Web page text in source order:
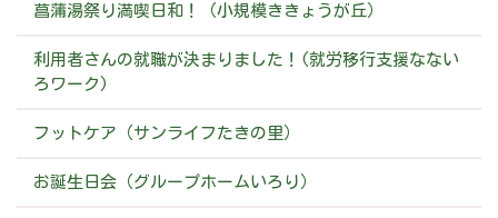
菖蒲湯祭り満喫日和！（小規模ききょうが丘）
利用者さんの就職が決まりました！(就労移行支援なない
ろワーク)
フットケア（サンライフたきの里）
お誕生日会（グループホームいろり）